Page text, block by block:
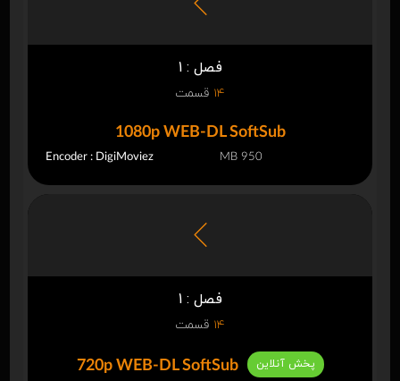
فصل : 1
14 قسمت
1080p WEB-DL SoftSub
Encoder : DigiMoviez 950 MB
فصل : 1
14 قسمت
720p WEB-DL SoftSub پخش آنلاین